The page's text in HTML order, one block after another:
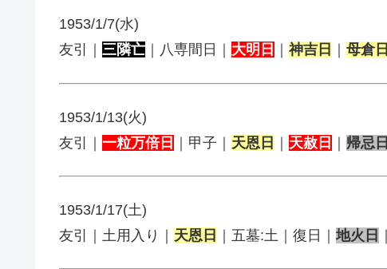
1953/1/7(水)
友引｜ 三隣亡 ｜八専間日｜ 大明日 神吉日 母倉日
1953/1/13(火)
友引｜ 一粒万倍日 ｜甲子｜ 天恩日 ｜ 天赦日 ｜ 帰忌日
1953/1/17(土)
友引｜土用入り｜ 天恩日 ｜五墓:土｜復日｜地火日